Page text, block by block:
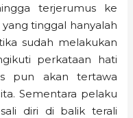
terjerumus ke
tinggal hanyalah
sudah melakukan
perkataan hati
pun akan tertawa
Sementara pelaku
diri di balik terali